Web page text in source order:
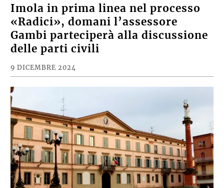
Imola in prima linea nel processo
«Radici», domani l’assessore
Gambi parteciperà alla discussione
delle parti civili
9 DICEMBRE 2024